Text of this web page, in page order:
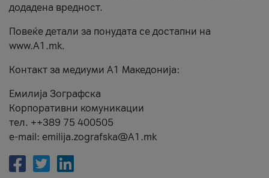
додадена вредност.
Повеќе детали за понудата се достапни на
www.А1.mk.
Контакт за медиуми А1 Македонија:
Емилија Зографска
Корпоративни комуникации
тел. ++389 75 400505
e-mail: emilija.zografska@A1.mk